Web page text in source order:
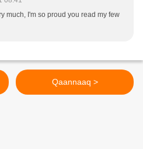
much, I'm so proud you read my few
Qaannaaq >